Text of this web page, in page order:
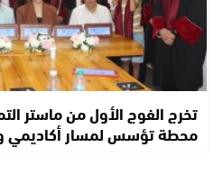
تخرج الفوج الأول من ماستر
محطة تؤسس لمسار أكاديمي